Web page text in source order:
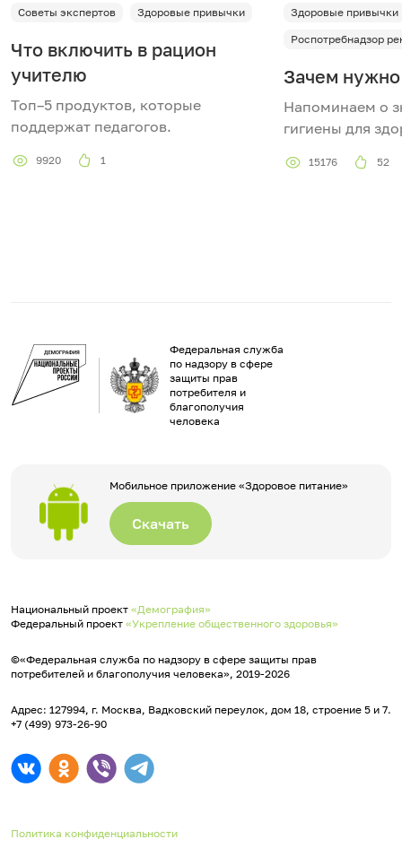
Советы экспертов Здоровые привычки
Что включить в рацион
учителю
Топ–5 продуктов, которые
поддержат педагогов.
9920 1
Здоровые привычки
Роспотребнадзор
Зачем
Напоминаем о
гигиены для
15176 52
Федеральная служба
по надзору в сфере
защиты прав
потребителя и
благополучия
человека
Мобильное приложение «Здоровое питание»
Скачать
Национальный проект «Демография»
Федеральный проект «Укрепление общественного здоровья»
©«Федеральная служба по надзору в сфере защиты прав
потребителей и благополучия человека», 2019-2026
Адрес: 127994, г. Москва, Вадковский переулок, дом 18, строение 5 и 7.
+7 (499) 973-26-90
Политика конфиденциальности